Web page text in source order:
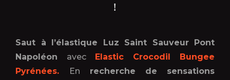
!
Saut à l’élastique Luz Saint Sauveur Pont
Napoléon avec Elastic Crocodil Bungee
Pyrénées.
En recherche de
sensations